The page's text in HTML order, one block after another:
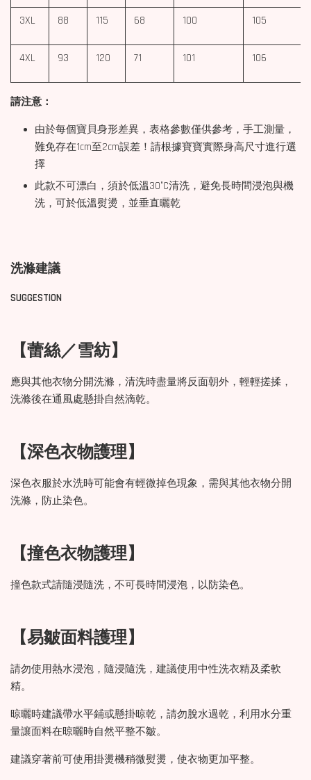
3XL 88 115 68 100 105
4XL 93 120 71 101 106
請注意：
由於每個寶貝身形差異，表格參數僅供參考，手工測量，
難免存在1cm至2cm誤差！請根據寶寶實際身高尺寸進行選
擇
此款不可漂白，須於低溫30°C清洗，避免長時間浸泡與機
洗，可於低溫熨燙，並垂直曬乾
洗滌建議
SUGGESTION
【蕾絲／雪紡】
應與其他衣物分開洗滌，清洗時盡量將反面朝外，輕輕搓揉，
洗滌後在通風處懸掛自然滴乾。
【深色衣物護理】
深色衣服於水洗時可能會有輕微掉色現象，需與其他衣物分開
洗滌，防止染色。
【撞色衣物護理】
撞色款式請隨浸隨洗，不可長時間浸泡，以防染色。
【易皺面料護理】
請勿使用熱水浸泡，隨浸隨洗，建議使用中性洗衣精及柔軟
精。
晾曬時建議帶水平鋪或懸掛晾乾，請勿脫水過乾，利用水分重
量讓面料在晾曬時自然平整不皺。
建議穿著前可使用掛燙機稍微熨燙，使衣物更加平整。